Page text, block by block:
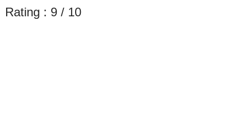
Rating : 9 / 10